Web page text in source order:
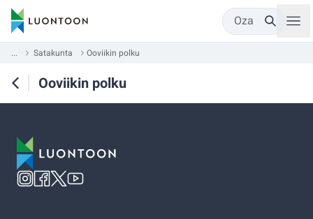
Oza
... Satakunta Ooviikin polku
Ooviikin polku